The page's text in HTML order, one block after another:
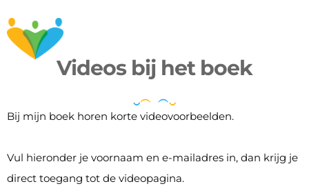
Videos bij het boek
‿︵ ︵‿
Bij mijn boek horen korte videovoorbeelden.
Vul hieronder je voornaam en e-mailadres in, dan krijg je
direct toegang tot de videopagina.